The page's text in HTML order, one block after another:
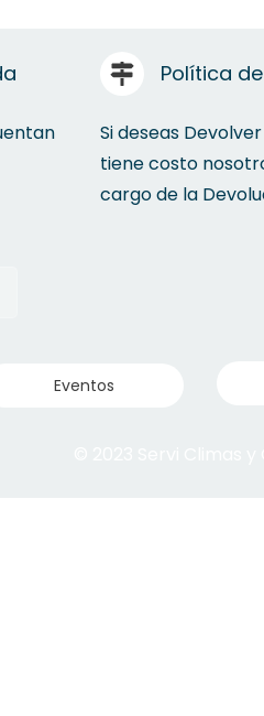
Política
Si deseas
tiene costo
cargo de la
Eventos